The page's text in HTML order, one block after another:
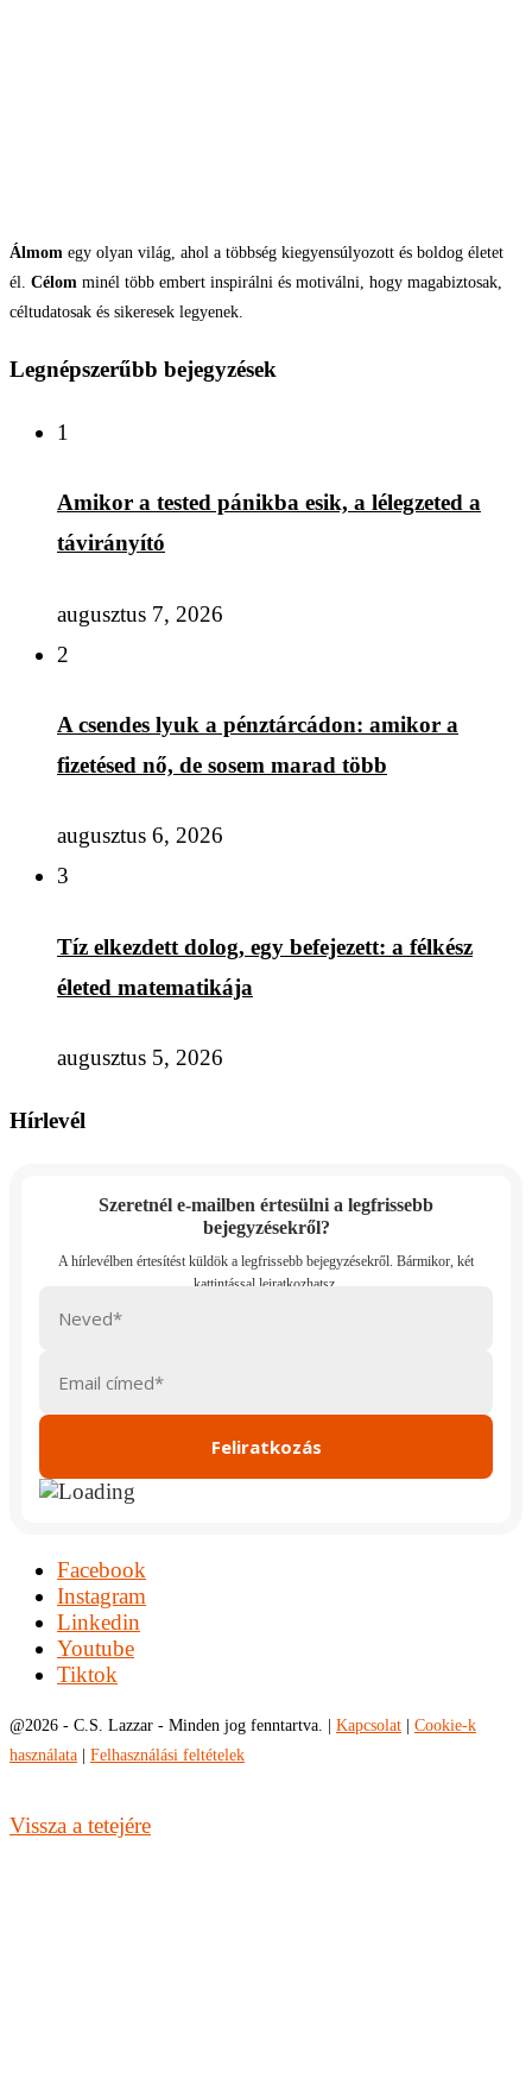
Álmom egy olyan világ, ahol a többség kiegyensúlyozott és boldog életet
él. Célom minél több embert inspirálni és motiválni, hogy magabiztosak,
céltudatosak és sikeresek legyenek.
Legnépszerűbb bejegyzések
1
Amikor a tested pánikba esik, a lélegzeted a
távirányító
augusztus 7, 2026
2
A csendes lyuk a pénztárcádon: amikor a
fizetésed nő, de sosem marad több
augusztus 6, 2026
3
Tíz elkezdett dolog, egy befejezett: a félkész
életed matematikája
augusztus 5, 2026
Hírlevél
Szeretnél e-mailben értesülni a legfrissebb
bejegyzésekről?
Facebook
Instagram
Linkedin
Youtube
Tiktok
@2026 - C.S. Lazzar - Minden jog fenntartva. | Kapcsolat
Cookie-k
használata
Felhasználási feltételek
Vissza a tetejére